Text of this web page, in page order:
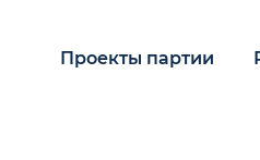
Проекты партии